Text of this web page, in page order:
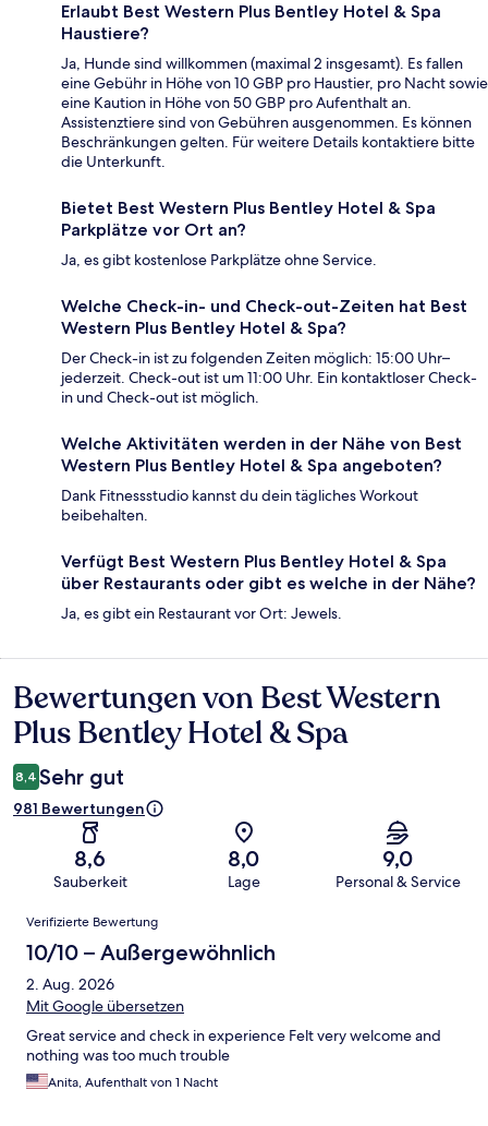
Erlaubt Best Western Plus Bentley Hotel & Spa
Haustiere?
Ja, Hunde sind willkommen (maximal 2 insgesamt). Es fallen
eine Gebühr in Höhe von 10 GBP pro Haustier, pro Nacht sowie
eine Kaution in Höhe von 50 GBP pro Aufenthalt an.
Assistenztiere sind von Gebühren ausgenommen. Es können
Beschränkungen gelten. Für weitere Details kontaktiere bitte
die Unterkunft.
Bietet Best Western Plus Bentley Hotel & Spa
Parkplätze vor Ort an?
Ja, es gibt kostenlose Parkplätze ohne Service.
Welche Check-in- und Check-out-Zeiten hat Best
Western Plus Bentley Hotel & Spa?
Der Check-in ist zu folgenden Zeiten möglich: 15:00 Uhr–
jederzeit. Check-out ist um 11:00 Uhr. Ein kontaktloser Check-
in und Check-out ist möglich.
Welche Aktivitäten werden in der Nähe von Best
Western Plus Bentley Hotel & Spa angeboten?
Dank Fitnessstudio kannst du dein tägliches Workout
beibehalten.
Verfügt Best Western Plus Bentley Hotel & Spa
über Restaurants oder gibt es welche in der Nähe?
Ja, es gibt ein Restaurant vor Ort: Jewels.
Bewertungen
Bewertungen von Best Western
Plus Bentley Hotel & Spa
8,4 Sehr gut
981 Bewertungen
8,6
Sauberkeit
8,0
Lage
9,0
Personal & Service
Bewertungen
Verifizierte Bewertung
10/10 – Außergewöhnlich
2. Aug. 2026
Mit Google übersetzen
Great service and check in experience Felt very welcome and
nothing was too much trouble
Anita, Aufenthalt von 1 Nacht